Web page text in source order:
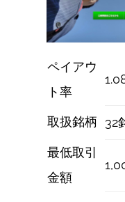
ペイアウ
ト率
取扱銘柄 32
最低取引
金額